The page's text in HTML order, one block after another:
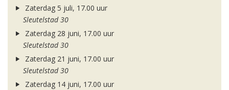
Zaterdag 5 juli, 17.00 uur
Sleutelstad 30
Zaterdag 28 juni, 17.00 uur
Sleutelstad 30
Zaterdag 21 juni, 17.00 uur
Sleutelstad 30
Zaterdag 14 juni, 17.00 uur